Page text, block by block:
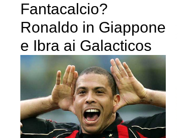
Fantacalcio?
Ronaldo in Giappone
e Ibra ai Galacticos